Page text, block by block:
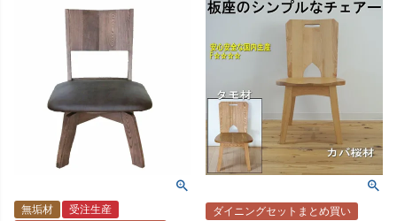
無垢材
受注生産
ダイニングセットまとめ買い